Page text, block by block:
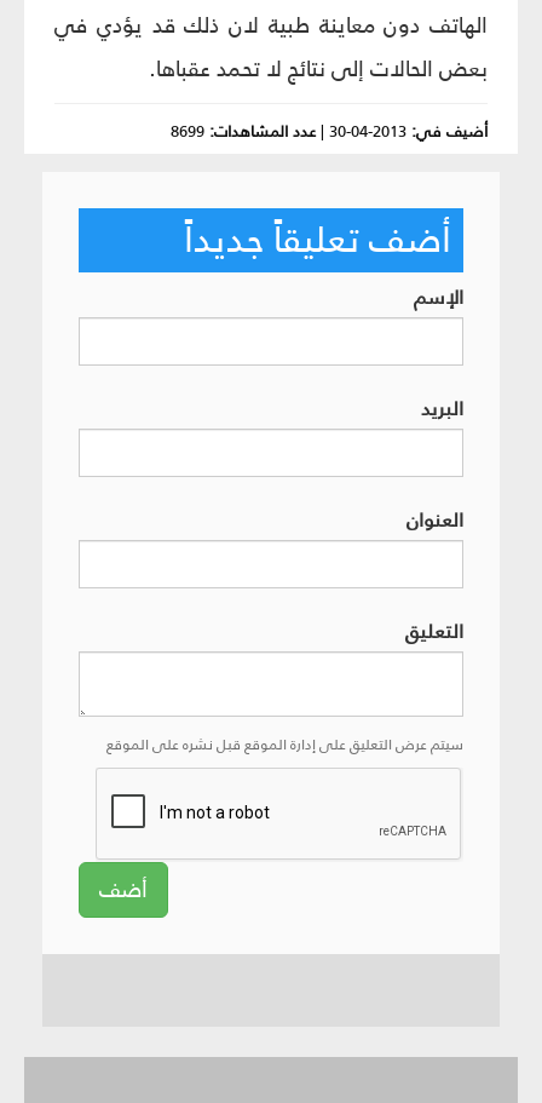
الهاتف دون معاينة طبية لان ذلك قد يؤدي في
بعض الحالات إلى نتائج لا تحمد عقباها.
أضيف في: 2013-04-30
|عدد المشاهدات: 8699
أضف تعليقاً جديداً
الإسم
البريد
العنوان
التعليق
سيتم عرض التعليق على إدارة الموقع قبل نشره على الموقع
أضف